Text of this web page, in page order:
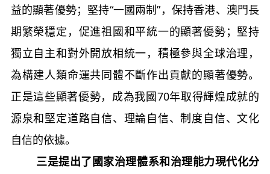
益的顯著優勢；堅持“一國兩制”，保持香港、澳門長
期繁榮穩定，促進祖國和平統一的顯著優勢；堅持
獨立自主和對外開放相統一，積極參與全球治理，
為構建人類命運共同體不斷作出貢獻的顯著優勢。
正是這些顯著優勢，成為我國70年取得輝煌成就的
源泉和堅定道路自信、理論自信、制度自信、文化
自信的依據。
三是提出了國家治理體系和治理能力現代化分